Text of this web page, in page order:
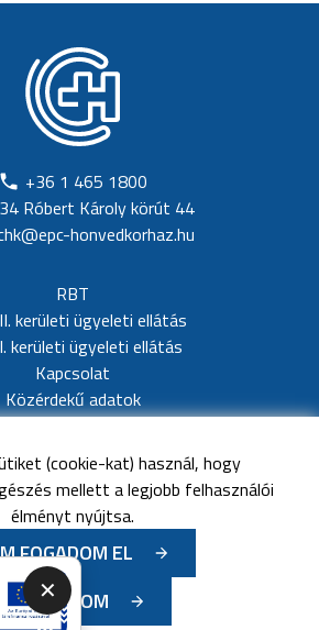
(cookie-kat) használ, hogy
mellett a legjobb felhasználói
élményt nyújtsa.
FOGADOM EL
ELFOGADOM
+36 1 465 1800
Róbert Károly körút 44
honvedkorhaz.hu
RBT
kerületi ügyeleti ellátás
kerületi ügyeleti ellátás
Kapcsolat
Közérdekű adatok
Adatvédelem
nyilatkozat
Impresszum
Oldaltérkép
Észak-Pesti Centrumkórház-
Honvédkórház- 2026
✕